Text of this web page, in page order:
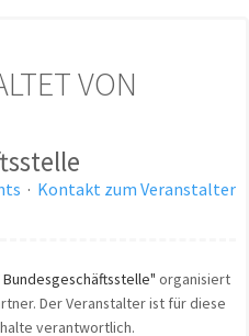
VON
· Kontakt zum Veranstalter
Bundesgeschäftsstelle" organisiert
Der Veranstalter ist für diese
verantwortlich.